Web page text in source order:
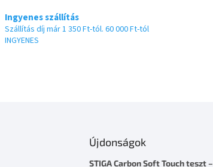
Ingyenes szállítás
Szállítás díj már 1 350 Ft-tól. 60 000 Ft-tól
INGYENES
Újdonságok
STIGA Carbon Soft Touch teszt –